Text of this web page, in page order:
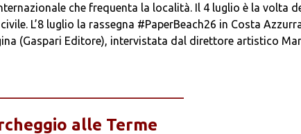
che frequenta la località. Il 4 luglio è la volta
L’8 luglio la rassegna #PaperBeach26 in Costa
(Gaspari Editore), intervistata dal direttore artistico
alle Terme